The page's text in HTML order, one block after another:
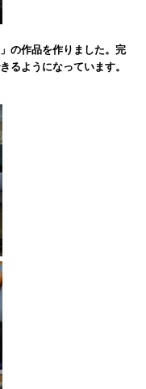
の作品を作りました。完
るようになっています。